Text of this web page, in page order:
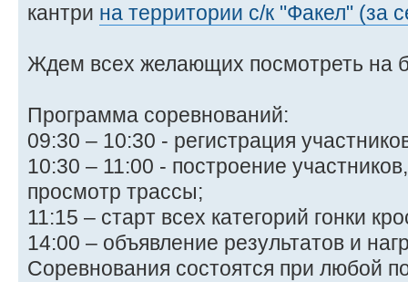
кантри на территории с/к "Факел" (за
Ждем всех желающих посмотреть на
Программа соревнований:
09:30 – 10:30 - регистрация
10:30 – 11:00 - построение
просмотр трассы;
11:15 – старт всех категорий гонки
14:00 – объявление результатов и
Соревнования состоятся при любой